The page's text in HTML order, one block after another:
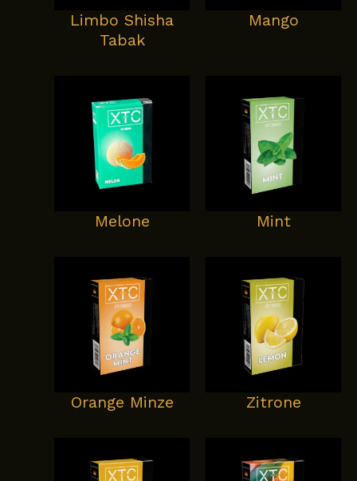
Limbo Shisha
Tabak
Mango
Melone Mint
Orange Minze Zitrone